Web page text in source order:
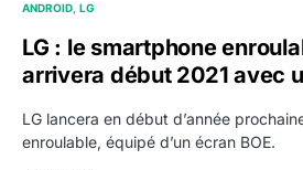
ANDROID LG
LG : le smartphone
arrivera début 2021 avec
LG lancera en début d’année
enroulable, équipé d’un écran BOE.